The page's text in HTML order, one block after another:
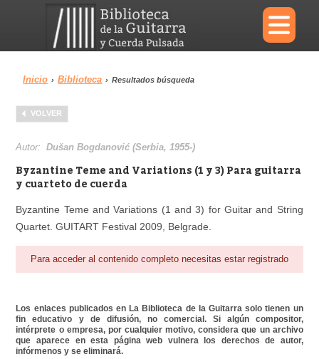
×
Menu
Biblioteca
Reproductor
Inicio › Biblioteca › Resultados búsqueda
VOLVER
Autor:Dušan Bogdanović (Serbia, 1955-)
Byzantine Teme and Variations (1 y 3) Para guitarra
y cuarteto de cuerda
Byzantine Teme and Variations (1 and 3) for Guitar and String
Quartet. GUITART Festival 2009, Belgrade.
Para acceder al contenido completo necesitas estar registrado
Los enlaces publicados en La Biblioteca de la Guitarra solo tienen un
fin educativo y de difusión, no comercial. Si algún compositor,
intérprete o empresa, por cualquier motivo, considera que un archivo
que aparece en esta página web vulnera los derechos de autor,
infórmenos y se eliminará.